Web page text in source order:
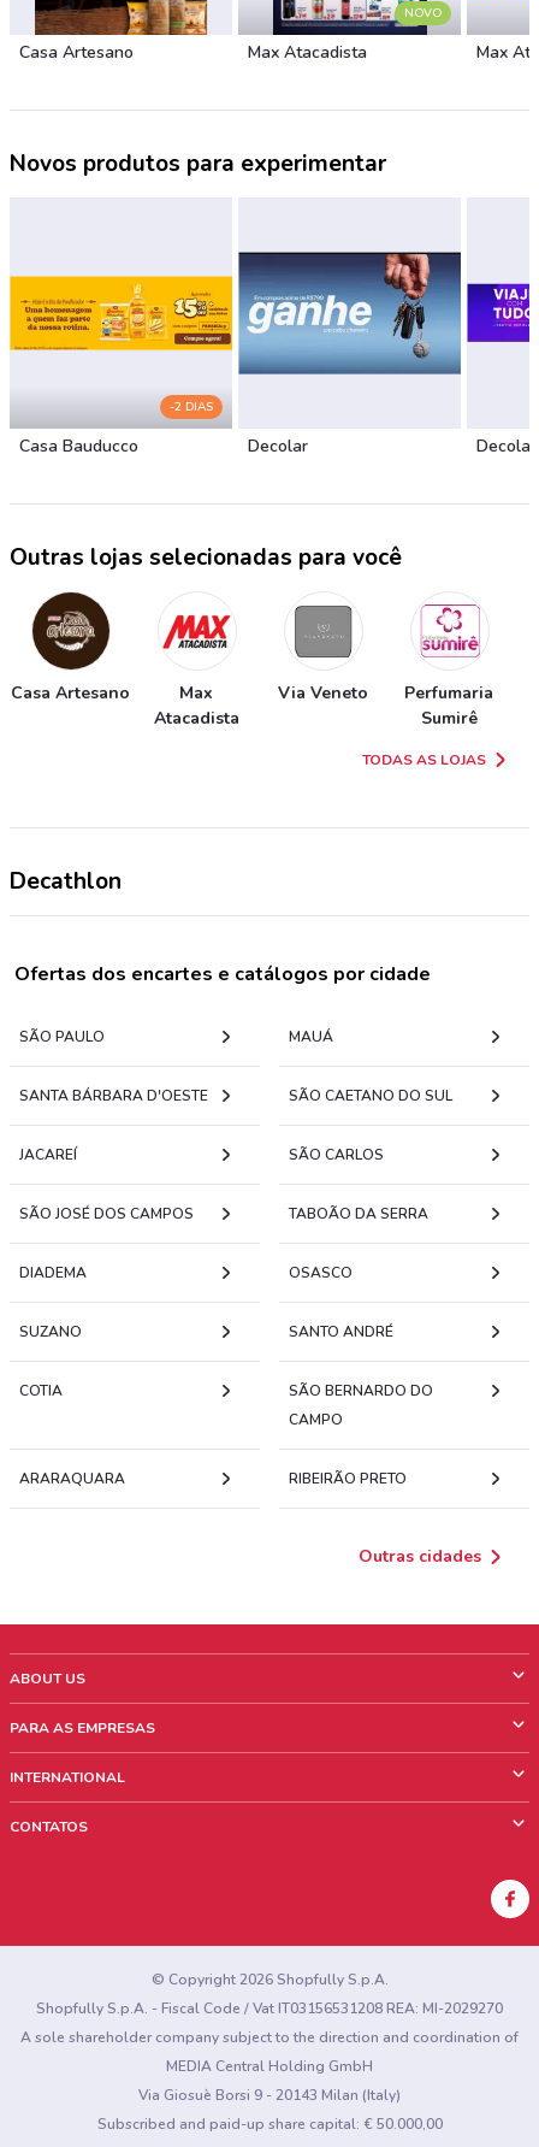
Casa Artesano
NOVO
Max Atacadista Max
Novos produtos para experimentar
-2 DIAS
Casa Bauducco Decolar Decolar
Outras lojas selecionadas para você
Casa Artesano
Max
Atacadista
Via Veneto
Perfumaria
Sumirê
TODAS AS LOJAS
Decathlon
Ofertas dos encartes e catálogos por cidade
SÃO PAULO MAUÁ
SANTA BÁRBARA D'OESTE SÃO CAETANO DO SUL
JACAREÍ SÃO CARLOS
SÃO JOSÉ DOS CAMPOS TABOÃO DA SERRA
DIADEMA OSASCO
SUZANO SANTO ANDRÉ
COTIA
SÃO BERNARDO DO
CAMPO
ARARAQUARA RIBEIRÃO PRETO
Outras cidades
ABOUT US
Quem Somos
Trabalhe conosco
PARA AS EMPRESAS
Informações comerciais
INTERNATIONAL
CONTATOS
Encontrou algum problema no site ou no aplicativo?
© Copyright 2026 Shopfully S.p.A.
Shopfully S.p.A. - Fiscal Code / Vat IT03156531208 REA: MI-2029270
A sole shareholder company subject to the direction and coordination of
MEDIA Central Holding GmbH
Via Giosuè Borsi 9 - 20143 Milan (Italy)
Subscribed and paid-up share capital: € 50.000,00